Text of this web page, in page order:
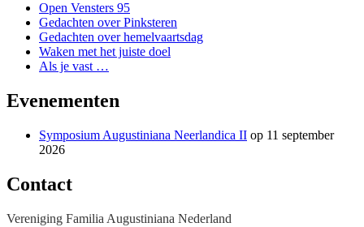
Open Vensters 95
Gedachten over Pinksteren
Gedachten over hemelvaartsdag
Waken met het juiste doel
Als je vast …
Evenementen
Symposium Augustiniana Neerlandica II op 11 september
2026
Contact
Vereniging Familia Augustiniana Nederland